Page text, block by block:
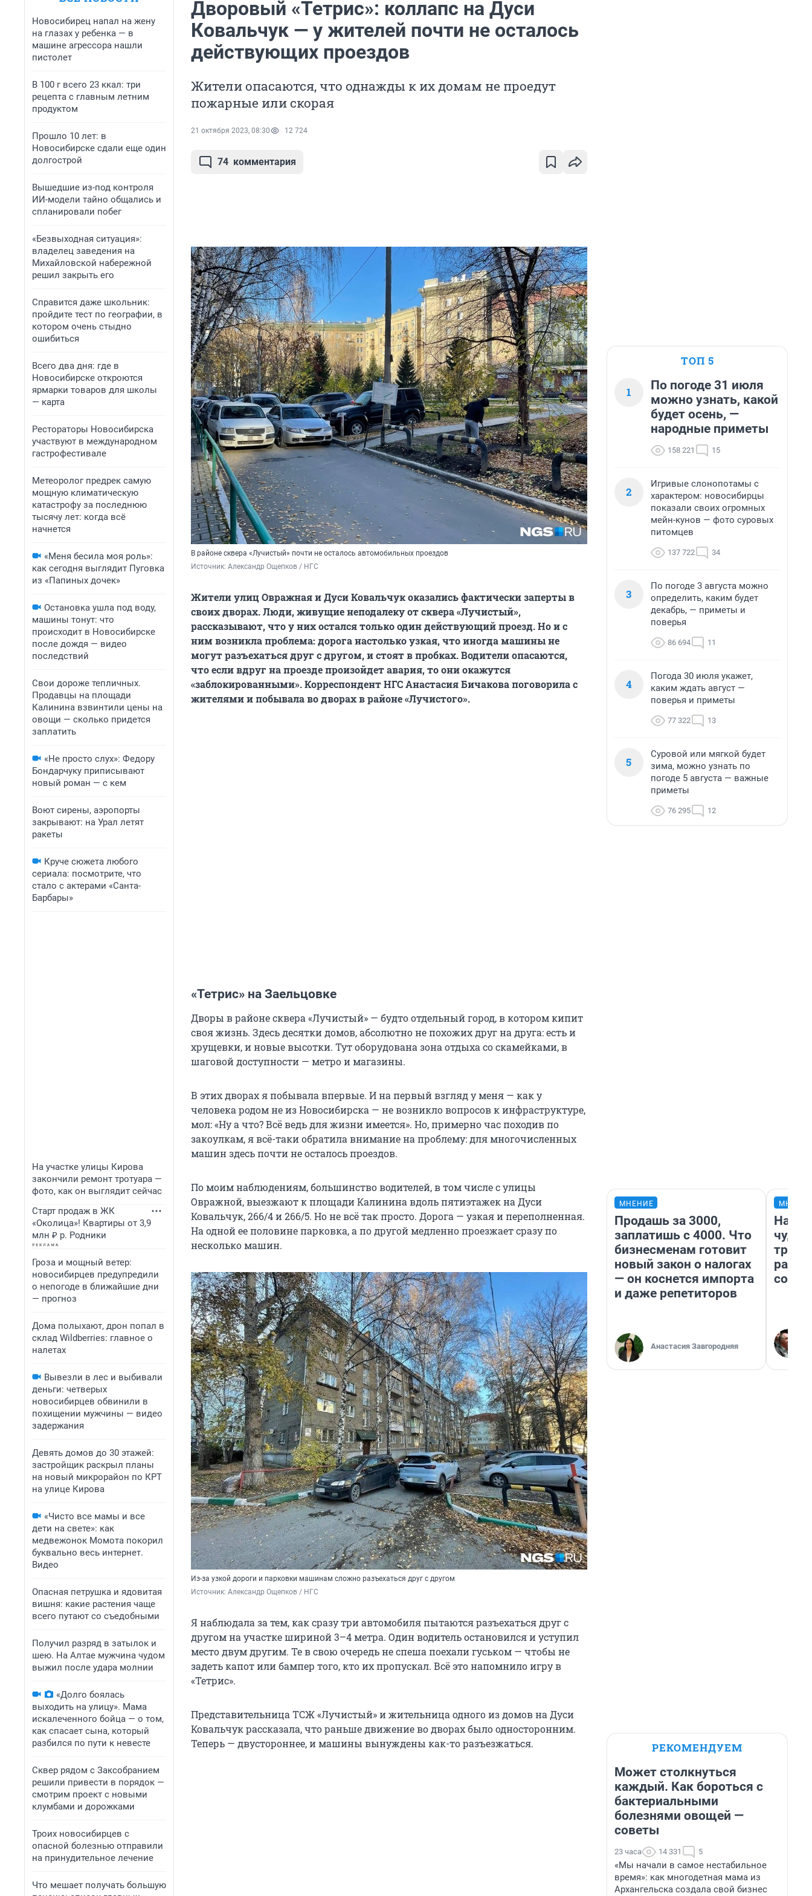
Новосибирец напал на жену
на глазах у ребенка — в
машине агрессора нашли
пистолет
В 100 г всего 23 ккал: три
рецепта с главным летним
продуктом
Прошло 10 лет: в
Новосибирске сдали еще один
долгострой
Вышедшие из-под контроля
ИИ-модели тайно общались и
спланировали побег
«Безвыходная ситуация»:
владелец заведения на
Михайловской набережной
решил закрыть его
Справится даже школьник:
пройдите тест по географии, в
котором очень стыдно
ошибиться
Всего два дня: где в
Новосибирске откроются
ярмарки товаров для школы
— карта
Рестораторы Новосибирска
участвуют в международном
гастрофестивале
Метеоролог предрек самую
мощную климатическую
катастрофу за последнюю
тысячу лет: когда всё
начнется
«Меня бесила моя роль»:
как сегодня выглядит Пуговка
из «Папиных дочек»
Остановка ушла под воду,
машины тонут: что
происходит в Новосибирске
после дождя — видео
последствий
Свои дороже тепличных.
Продавцы на площади
Калинина взвинтили цены на
овощи — сколько придется
заплатить
«Не просто слух»: Федору
Бондарчуку приписывают
новый роман — с кем
Воют сирены, аэропорты
закрывают: на Урал летят
ракеты
Круче сюжета любого
сериала: посмотрите, что
стало с актерами «Санта-
Барбары»
На участке улицы Кирова
закончили ремонт тротуара —
фото, как он выглядит сейчас
Старт продаж в ЖК
«Околица»! Квартиры от 3,9
млн ₽ р. Родники
Гроза и мощный ветер:
новосибирцев предупредили
о непогоде в ближайшие дни
— прогноз
Дома полыхают, дрон попал в
склад Wildberries: главное о
налетах
Вывезли в лес и выбивали
деньги: четверых
новосибирцев обвинили в
похищении мужчины — видео
задержания
Девять домов до 30 этажей:
застройщик раскрыл планы
на новый микрорайон по КРТ
на улице Кирова
«Чисто все мамы и все
дети на свете»: как
медвежонок Момота покорил
буквально весь интернет.
Видео
Опасная петрушка и ядовитая
вишня: какие растения чаще
всего путают со съедобными
Получил разряд в затылок и
шею. На Алтае мужчина чудом
выжил после удара молнии
«Долго боялась
выходить на улицу». Мама
искалеченного бойца — о том,
как спасает сына, который
разбился по пути к невесте
Сквер рядом с Заксобранием
решили привести в порядок —
смотрим проект с новыми
клумбами и дорожками
Троих новосибирцев с
опасной болезнью отправили
на принудительное лечение
Что мешает получать большую
Дворовый «Тетрис»: коллапс на Дуси
Ковальчук — у жителей почти не осталось
действующих проездов
Жители опасаются, что однажды к их домам не проедут
пожарные или скорая
21 октября 2023, 08:30 12 724
74 комментария
В районе сквера «Лучистый» почти не осталось автомобильных проездов
Источник: Александр Ощепков / НГС
Жители улиц Овражная и Дуси Ковальчук оказались фактически заперты в
своих дворах. Люди, живущие неподалеку от сквера «Лучистый»,
рассказывают, что у них остался только один действующий проезд. Но и с
ним возникла проблема: дорога настолько узкая, что иногда машины не
могут разъехаться друг с другом, и стоят в пробках. Водители опасаются,
что если вдруг на проезде произойдет авария, то они окажутся
«заблокированными». Корреспондент НГС Анастасия Бичакова поговорила с
жителями и побывала во дворах в районе «Лучистого».
«Тетрис» на Заельцовке
Дворы в районе сквера «Лучистый» — будто отдельный город, в котором кипит
своя жизнь. Здесь десятки домов, абсолютно не похожих друг на друга: есть и
хрущевки, и новые высотки. Тут оборудована зона отдыха со скамейками, в
шаговой доступности — метро и магазины.
В этих дворах я побывала впервые. И на первый взгляд у меня — как у
человека родом не из Новосибирска — не возникло вопросов к инфраструктуре,
мол: «Ну а что? Всё ведь для жизни имеется». Но, примерно час походив по
закоулкам, я всё-таки обратила внимание на проблему: для многочисленных
машин здесь почти не осталось проездов.
По моим наблюдениям, большинство водителей, в том числе с улицы
Овражной, выезжают к площади Калинина вдоль пятиэтажек на Дуси
Ковальчук, 266/4 и 266/5. Но не всё так просто. Дорога — узкая и переполненная.
На одной ее половине парковка, а по другой медленно проезжает сразу по
несколько машин.
Из-за узкой дороги и парковки машинам сложно разъехаться друг с другом
Источник: Александр Ощепков / НГС
Я наблюдала за тем, как сразу три автомобиля пытаются разъехаться друг с
другом на участке шириной 3–4 метра. Один водитель остановился и уступил
место двум другим. Те в свою очередь не спеша поехали гуськом — чтобы не
задеть капот или бампер того, кто их пропускал. Всё это напомнило игру в
«Тетрис».
Представительница ТСЖ «Лучистый» и жительница одного из домов на Дуси
Ковальчук рассказала, что раньше движение во дворах было односторонним.
Теперь — двустороннее, и машины вынуждены как-то разъезжаться.
ТОП 5
1
По погоде 31 июля
можно узнать, какой
будет осень, —
народные приметы
158 221 15
2
Игривые слонопотамы с
характером: новосибирцы
показали своих огромных
мейн-кунов — фото суровых
питомцев
137 722 34
3
По погоде 3 августа можно
определить, каким будет
декабрь, — приметы и
поверья
86 694 11
4
Погода 30 июля укажет,
каким ждать август —
поверья и приметы
77 322 13
5
Суровой или мягкой будет
зима, можно узнать по
погоде 5 августа — важные
приметы
76 295 12
МНЕНИЕ
Продашь за 3000,
заплатишь с 4000. Что
бизнесменам готовит
новый закон о налогах
— он коснется импорта
и даже репетиторов
Анастасия Завгородняя
РЕКОМЕНДУЕМ
Может столкнуться
каждый. Как бороться с
бактериальными
болезнями овощей —
советы
23 часа 14 331 5
«Мы начали в самое нестабильное
время»: как многодетная мама из
Архангельска создала свой бизнес